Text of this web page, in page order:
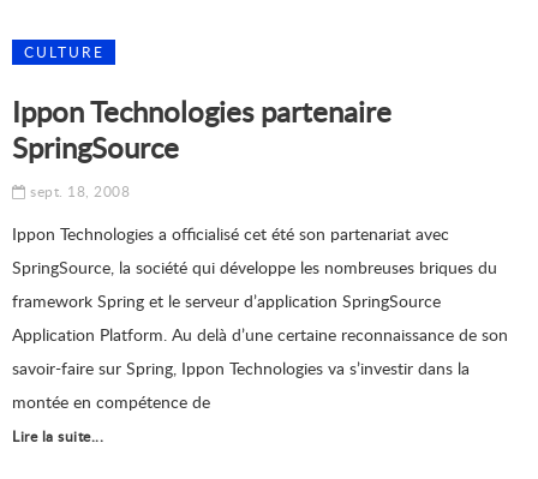
CULTURE
Ippon Technologies partenaire
SpringSource
sept. 18, 2008
Ippon Technologies a officialisé cet été son partenariat avec
SpringSource, la société qui développe les nombreuses briques du
framework Spring et le serveur d’application SpringSource
Application Platform. Au delà d’une certaine reconnaissance de son
savoir-faire sur Spring, Ippon Technologies va s’investir dans la
montée en compétence de
Lire la suite...